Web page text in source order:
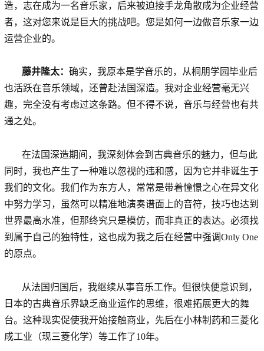
造，志在成为一名音乐家，后来被迫接手龙角散成为企业经营
者，这对您来说是巨大的挑战吧。您是如何一边做音乐家一边
运营企业的。
藤井隆太：确实，我原本是学音乐的，从桐朋学园毕业后
也活跃在音乐领域，还曾赴法国深造。我对企业经营毫无兴
趣，完全没有考虑过这条路。但不得不说，音乐与经营也有共
通之处。
在法国深造期间，我深刻体会到古典音乐的魅力，但与此
同时，我也产生了一种难以忽视的违和感，因为它并非诞生于
我们的文化。我们作为东方人，常常是带着憧憬之心在异文化
中努力学习，虽然可以精准地演奏谱面上的音符，技巧也达到
世界最高水准，但那终究只是模仿，而非真正的表达。必须找
到属于自己的独特性，这也成为我之后在经营中强调Only One
的原点。
从法国归国后，我继续从事音乐工作。但很快便意识到，
日本的古典音乐界缺乏商业运作的思维，很难拓展更大的舞
台。这种现实促使我开始接触商业，先后在小林制药和三菱化
成工业（现三菱化学）等工作了10年。